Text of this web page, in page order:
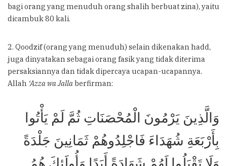
bagi orang yang menuduh orang shalih berbuat zina), yaitu
dicambuk 80 kali.
2. Qoodzif (orang yang menuduh) selain dikenakan hadd,
juga dinyatakan sebagai orang fasik yang tidak diterima
persaksiannya dan tidak dipercaya ucapan-ucapannya.
Allah ‘Azza wa Jallaberfirman:
وَالَّذِينَ يَرْمُونَ الْمُحْصَنَاتِ ثُمَّ لَمْ يَأْتُوا
بِأَرْبَعَةِ شُهَدَاءَ فَاجْلِدُوهُمْ ثَمَانِينَ جَلْدَةً